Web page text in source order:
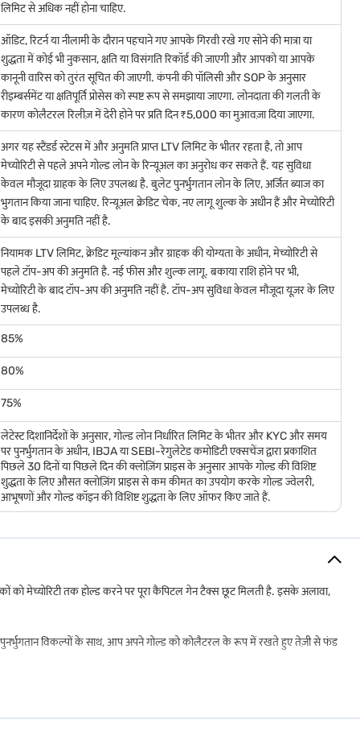
कम हो जाते हैं.
करने के तरीके में सुविधा प्रदान करता है.
आठ वर्षों की पूरी अवधि के बाद रिडेम्प्शन से होने वाले कैपिटल गेन टैक्स मुक्त होते हैं.
बन जाता है.
लाभ शॉर्ट टर्म के लिए हैं या लॉन्ग टर्म के लिए. शॉर्ट टर्म कैपिटल गेन पर इनकम टैक्स
प्रकट किए जाने चाहिए. तीन वर्ष से कम समय के लिए होल्ड किए गए बॉन्ड के शॉर्ट-
करके टैक्स योग्य राशि को कम करने में मदद करता है, जिससे यह लॉन्ग-टर्म निवेशकों के
आवश्यकता है, तो बजाज फाइनेंस गोल्ड लोन एक विश्वसनीय विकल्प प्रदान करता है,
लिमिट से अधिक नहीं होना चाहिए.
ऑडिट, रिटर्न या नीलामी के दौरान पहचाने गए आपके गिरवी रखे गए सोने की मात्रा या
शुद्धता में कोई भी नुकसान, क्षति या विसंगति रिकॉर्ड की जाएगी और आपको या आपके
कानूनी वारिस को तुरंत सूचित की जाएगी. कंपनी की पॉलिसी और SOP के अनुसार
रीइम्बर्समेंट या क्षतिपूर्ति प्रोसेस को स्पष्ट रूप से समझाया जाएगा. लोनदाता की गलती के
कारण कोलैटरल रिलीज़ में देरी होने पर प्रति दिन ₹5,000 का मुआवज़ा दिया जाएगा.
अगर यह स्टैंडर्ड स्टेटस में और अनुमति प्राप्त LTV लिमिट के भीतर रहता है, तो आप
मेच्योरिटी से पहले अपने गोल्ड लोन के रिन्यूअल का अनुरोध कर सकते हैं. यह सुविधा
केवल मौजूदा ग्राहक के लिए उपलब्ध है. बुलेट पुनर्भुगतान लोन के लिए, अर्जित ब्याज का
भुगतान किया जाना चाहिए. रिन्यूअल क्रेडिट चेक, नए लागू शुल्क के अधीन हैं और मेच्योरिटी
के बाद इसकी अनुमति नहीं है.
नियामक LTV लिमिट, क्रेडिट मूल्यांकन और ग्राहक की योग्यता के अधीन, मेच्योरिटी से
पहले टॉप-अप की अनुमति है. नई फीस और शुल्क लागू. बकाया राशि होने पर भी,
मेच्योरिटी के बाद टॉप-अप की अनुमति नहीं है. टॉप-अप सुविधा केवल मौजूदा यूज़र के लिए
उपलब्ध है.
85%
80%
75%
लेटेस्ट दिशानिर्देशों के अनुसार, गोल्ड लोन निर्धारित लिमिट के भीतर और KYC और समय
पर पुनर्भुगतान के अधीन, IBJA या SEBI-रेगुलेटेड कमोडिटी एक्सचेंज द्वारा प्रकाशित
पिछले 30 दिनों या पिछले दिन की क्लोज़िंग प्राइस के अनुसार आपके गोल्ड की विशिष्ट
शुद्धता के लिए औसत क्लोज़िंग प्राइस से कम कीमत का उपयोग करके गोल्ड ज्वेलरी,
आभूषणों और गोल्ड कॉइन की विशिष्ट शुद्धता के लिए ऑफर किए जाते हैं.
को मेच्योरिटी तक होल्ड करने पर पूरा कैपिटल गेन टैक्स छूट मिलती है. इसके अलावा,
पुनर्भुगतान विकल्पों के साथ, आप अपने गोल्ड को कोलैटरल के रूप में रखते हुए तेज़ी से फंड